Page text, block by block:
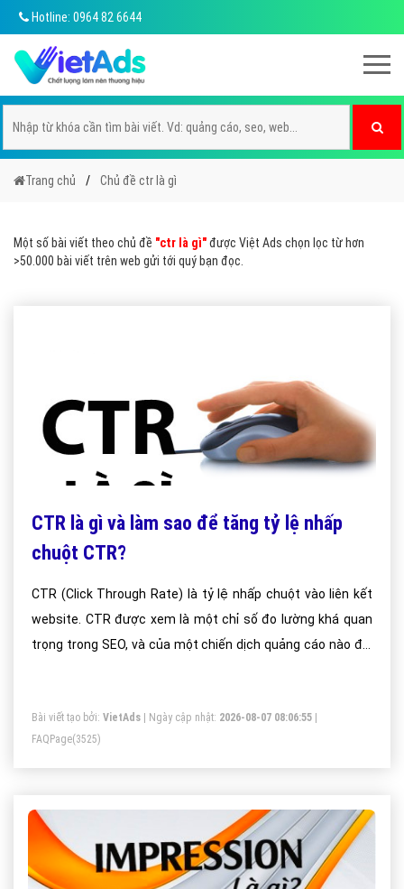
Hotline: 0964 82 6644
Trang chủ Chủ đề ctr là gì
Một số bài viết theo chủ đề "ctr là gì"được Việt Ads chọn lọc từ hơn
>50.000 bài viết trên web gửi tới quý bạn đọc.
CTR là gì và làm sao để tăng tỷ lệ nhấp
chuột CTR?
CTR (Click Through Rate) là tỷ lệ nhấp chuột vào liên kết
website. CTR được xem là một chỉ số đo lường khá quan
trọng trong SEO, và của một chiến dịch quảng cáo nào đó,
Bài viết tạo bởi: VietAds | Ngày cập nhật: 2026-08-07 08:06:55
FAQPage(3525)